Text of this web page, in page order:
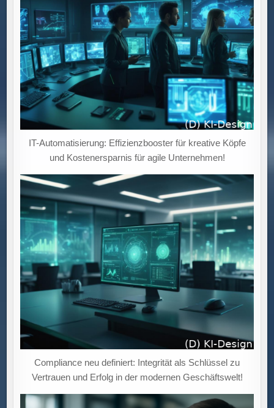
IT-Automatisierung: Effizienzbooster für kreative Köpfe
und Kostenersparnis für agile Unternehmen!
Compliance neu definiert: Integrität als Schlüssel zu
Vertrauen und Erfolg in der modernen Geschäftswelt!